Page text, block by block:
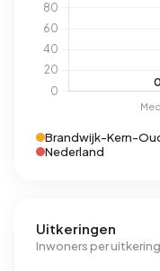
Brandwijk-Kern-
Nederland
Uitkeringen
Inwoners per uitkering